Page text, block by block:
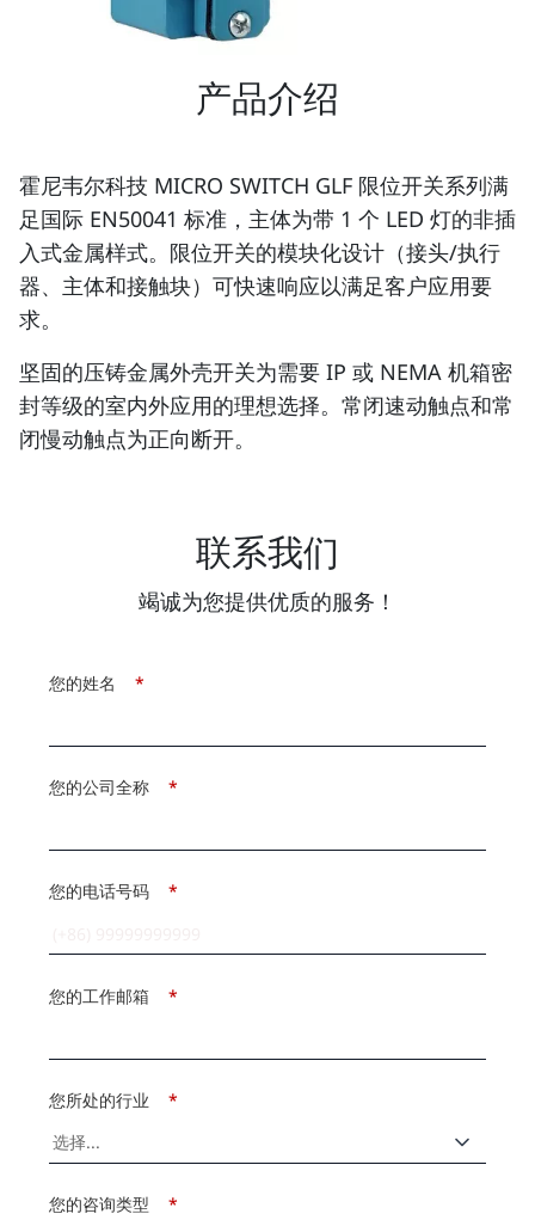
产品介绍
霍尼韦尔科技 MICRO SWITCH GLF 限位开关系列满
足国际 EN50041 标准，主体为带 1 个 LED 灯的非插
入式金属样式。限位开关的模块化设计（接头/执行
器、主体和接触块）可快速响应以满足客户应用要
求。
坚固的压铸金属外壳开关为需要 IP 或 NEMA 机箱密
封等级的室内外应用的理想选择。常闭速动触点和常
闭慢动触点为正向断开。
联系我们
竭诚为您提供优质的服务！
*
您的姓名
*
您的公司全称
*
您的电话号码
*
您的工作邮箱
*
您所处的行业
*
您的咨询类型